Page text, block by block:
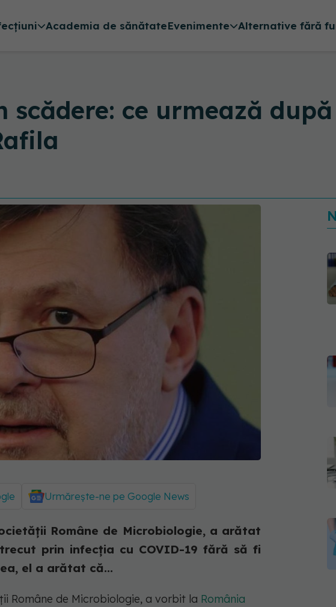
Academia de sănătateEvenimente Alternative fără
scădere: ce urmează
Urmărește-ne pe Google News
Române de Microbiologie, a arătat
prin infecția cu COVID-19 fără să fi
el a arătat că...
Române de Microbiologie, a vorbit la România